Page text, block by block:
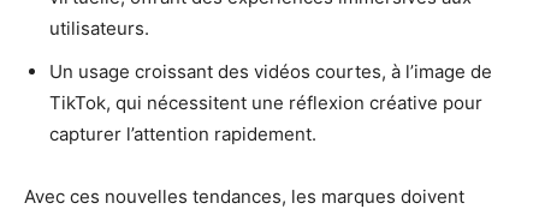
utilisateurs.
Un usage croissant des vidéos courtes, à l’image de
TikTok, qui nécessitent une réflexion créative pour
capturer l’attention rapidement.
Avec ces nouvelles tendances, les marques doivent